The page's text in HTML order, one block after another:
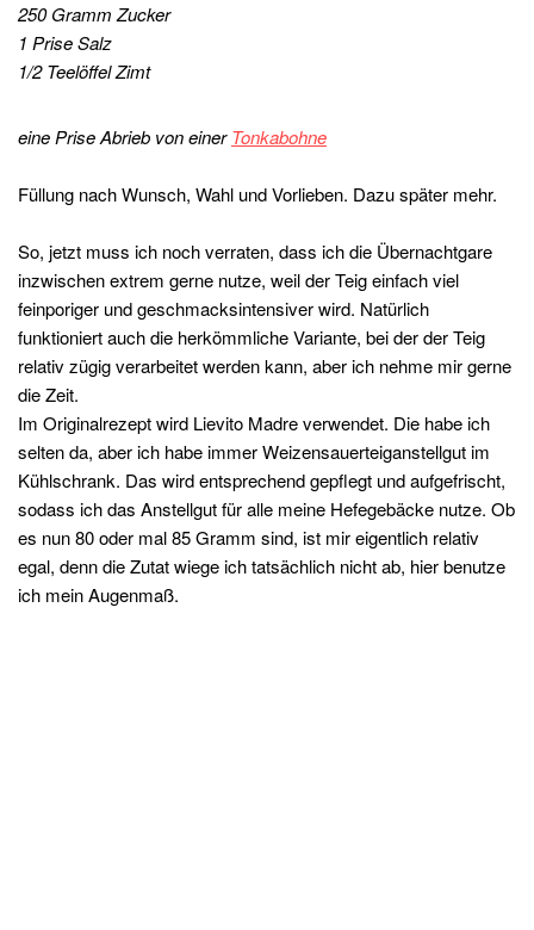
250 Gramm Zucker
1 Prise Salz
1/2 Teelöffel Zimt
eine Prise Abrieb von einerTonkabohne
Füllung nach Wunsch, Wahl und Vorlieben. Dazu später mehr.
So, jetzt muss ich noch verraten, dass ich die Übernachtgare
inzwischen extrem gerne nutze, weil der Teig einfach viel
feinporiger und geschmacksintensiver wird. Natürlich
funktioniert auch die herkömmliche Variante, bei der der Teig
relativ zügig verarbeitet werden kann, aber ich nehme mir gerne
die Zeit.
Im Originalrezept wird Lievito Madre verwendet. Die habe ich
selten da, aber ich habe immer Weizensauerteiganstellgut im
Kühlschrank. Das wird entsprechend gepflegt und aufgefrischt,
sodass ich das Anstellgut für alle meine Hefegebäcke nutze. Ob
es nun 80 oder mal 85 Gramm sind, ist mir eigentlich relativ
egal, denn die Zutat wiege ich tatsächlich nicht ab, hier benutze
ich mein Augenmaß.